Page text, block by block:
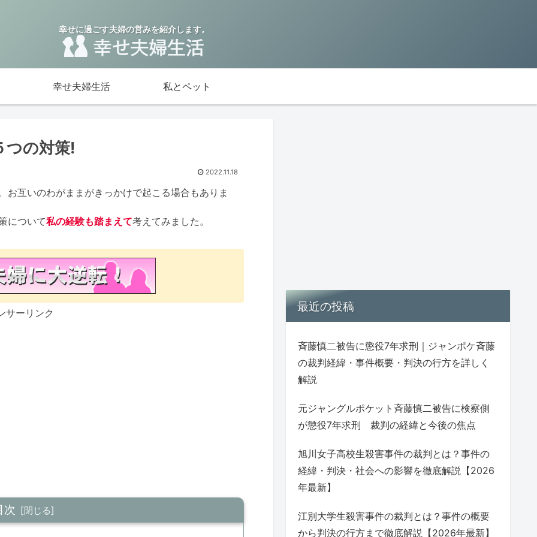
幸せに過ごす夫婦の営みを紹介します。
幸せ夫婦生活 私とペット
つの対策!
2022.11.18
互いのわがままがきっかけで起こる場合もありま
について私の経験も踏まえて考えてみました。
サーリンク
次
最近の投稿
斉藤慎二被告に懲役7年求刑｜ジャンポケ斉藤
の裁判経緯・事件概要・判決の行方を詳しく
解説
元ジャングルポケット斉藤慎二被告に検察側
が懲役7年求刑 裁判の経緯と今後の焦点
旭川女子高校生殺害事件の裁判とは？事件の
経緯・判決・社会への影響を徹底解説【2026
年最新】
江別大学生殺害事件の裁判とは？事件の概要
から判決の行方まで徹底解説【2026年最新】